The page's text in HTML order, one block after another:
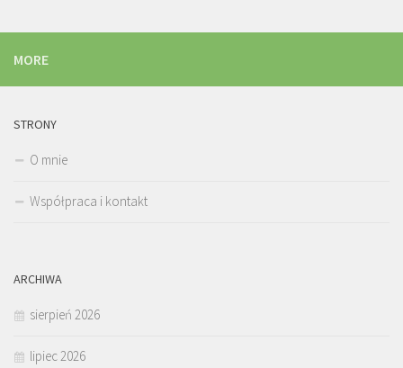
MORE
STRONY
O mnie
Współpraca i kontakt
ARCHIWA
sierpień 2026
lipiec 2026